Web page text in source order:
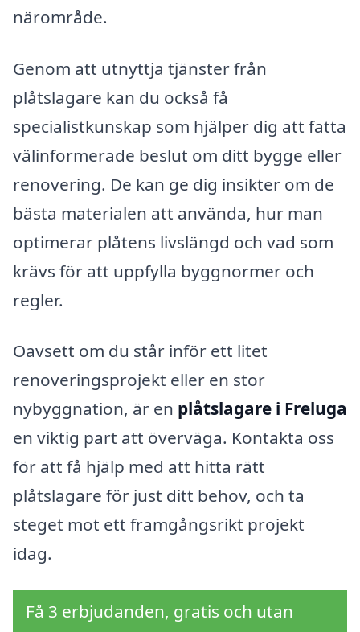
närområde.
Genom att utnyttja tjänster från
plåtslagare kan du också få
specialistkunskap som hjälper dig att fatta
välinformerade beslut om ditt bygge eller
renovering. De kan ge dig insikter om de
bästa materialen att använda, hur man
optimerar plåtens livslängd och vad som
krävs för att uppfylla byggnormer och
regler.
Oavsett om du står inför ett litet
renoveringsprojekt eller en stor
nybyggnation, är en plåtslagare i Freluga
en viktig part att överväga. Kontakta oss
för att få hjälp med att hitta rätt
plåtslagare för just ditt behov, och ta
steget mot ett framgångsrikt projekt
idag.
Få 3 erbjudanden, gratis och utan